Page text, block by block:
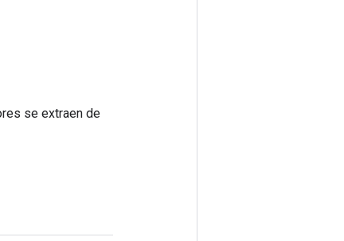
se extraen de